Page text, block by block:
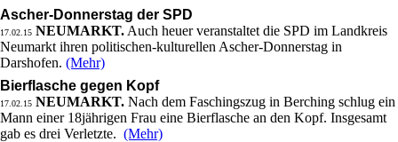
Ascher-Donnerstag der SPD
17.02.15 NEUMARKT. Auch heuer veranstaltet die SPD im Landkreis
Neumarkt ihren politischen-kulturellen Ascher-Donnerstag in
Darshofen. (Mehr)
Bierflasche gegen Kopf
17.02.15 NEUMARKT. Nach dem Faschingszug in Berching schlug ein
Mann einer 18jährigen Frau eine Bierflasche an den Kopf. Insgesamt
gab es drei Verletzte. (Mehr)